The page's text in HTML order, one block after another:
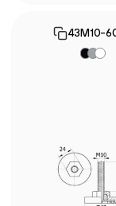
43М10-